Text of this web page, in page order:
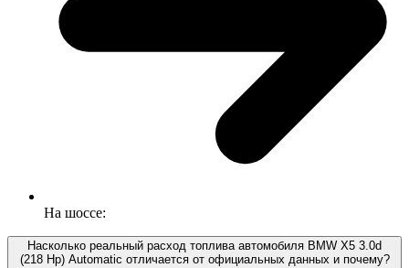
На шоссе:
Насколько реальный расход топлива автомобиля BMW X5 3.0d
(218 Hp) Automatic отличается от официальных данных и почему?